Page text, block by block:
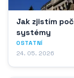
Jak zjistím
systémy
OSTATNÍ
24. 05. 2026